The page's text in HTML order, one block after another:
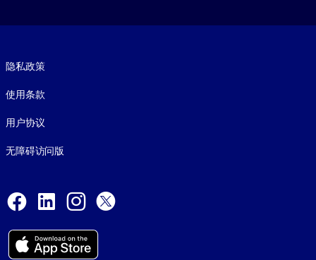
隐私政策
使用条款
用户协议
无障碍访问版
Facebook
LinkedInInstagram